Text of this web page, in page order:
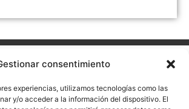
consentimiento
experiencias, utilizamos tecnologías como las
y/o acceder a la información del dispositivo. El
de Privacidad
Política de Cookies
UNIÓN EUROPEA CON EL PROGRAMA KIT
FONDOS NEXT GENERATION (EU) DEL
DE RECUPERACIÓN Y RESILENCIA